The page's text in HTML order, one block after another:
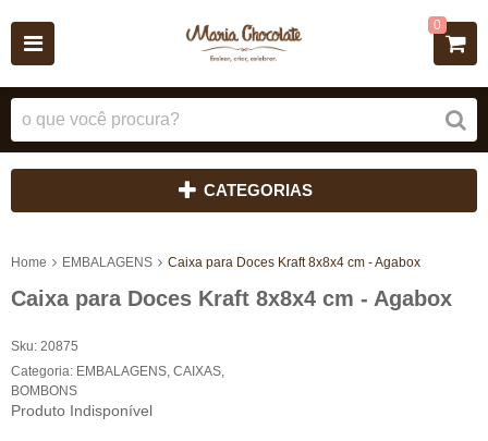
0
CATEGORIAS
Home EMBALAGENS Caixa para Doces Kraft 8x8x4 cm - Agabox
Caixa para Doces Kraft 8x8x4 cm - Agabox
Sku: 20875
Categoria: EMBALAGENS CAIXAS
BOMBONS
Produto Indisponível